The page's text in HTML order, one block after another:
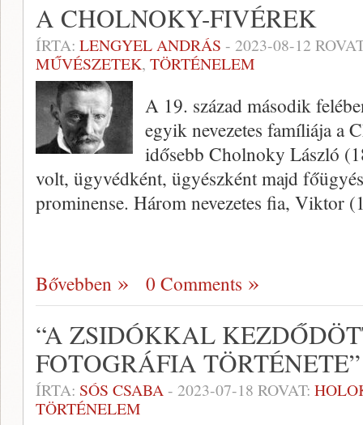
A CHOLNOKY-FIVÉREK
ÍRTA: LENGYEL ANDRÁS - 2023-08-12
MŰVÉSZETEK, TÖRTÉNELEM
A 19. század második
egyik nevezetes famíliája a
idősebb Cholnoky László
volt, ügyvédként, ügyészként majd
prominense. Három nevezetes fia, Viktor
Bővebben 0 Comments
“A ZSIDÓKKAL
FOTOGRÁFIA TÖRTÉNETE”
ÍRTA: SÓS CSABA- 2023-07-18 ROVAT:
TÖRTÉNELEM